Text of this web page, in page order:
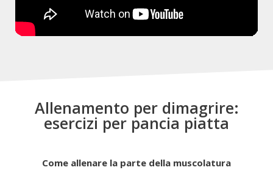
Allenamento per dimagrire:
esercizi per pancia piatta
Come allenare la parte della muscolatura